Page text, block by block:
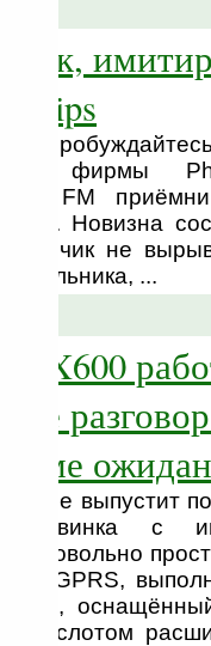
а
из фирмы
FM
Новизна
не
...
X600
выпустит
Новинка с
довольно
GPRS,
слотом